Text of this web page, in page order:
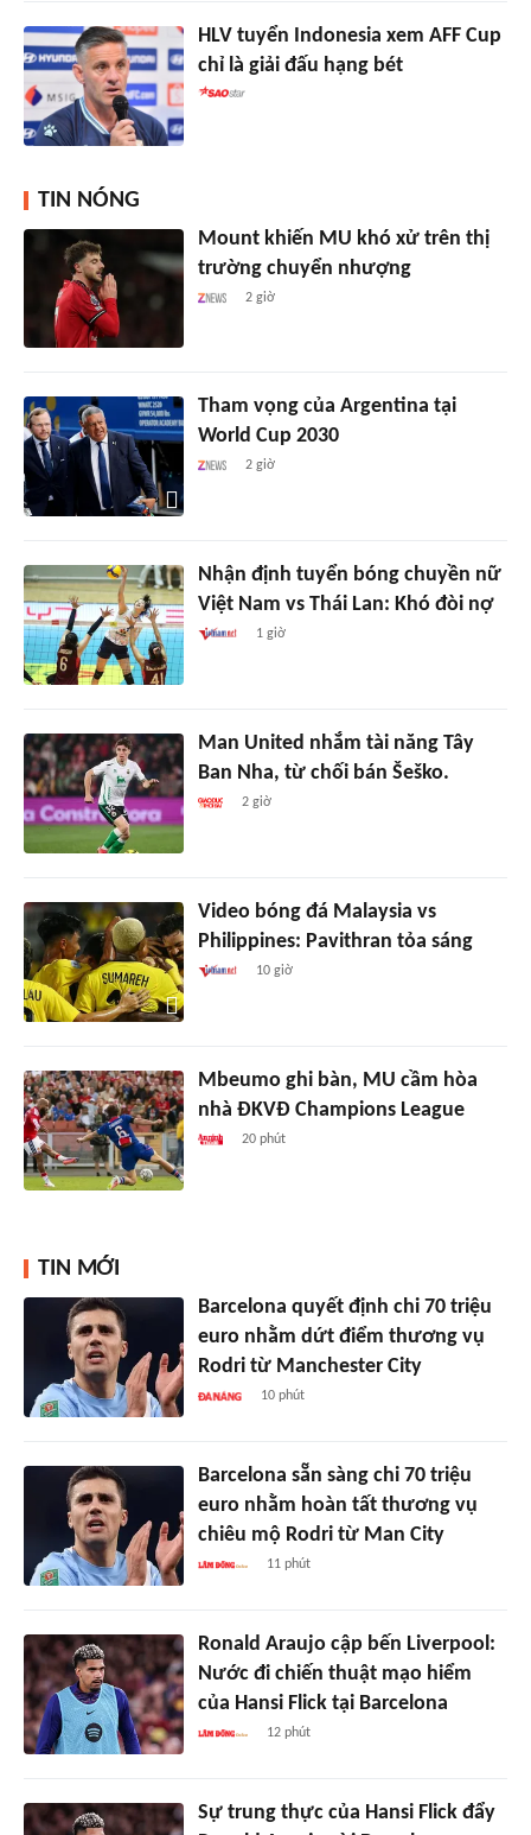
HLV tuyển Indonesia xem AFF Cup
chỉ là giải đấu hạng bét
TIN NÓNG
Mount khiến MU khó xử trên thị
trường chuyển nhượng
2 giờ
Tham vọng của Argentina tại
World Cup 2030
2 giờ
Nhận định tuyển bóng chuyền nữ
Việt Nam vs Thái Lan: Khó đòi nợ
1 giờ
Man United nhắm tài năng Tây
Ban Nha, từ chối bán Šeško.
2 giờ
Video bóng đá Malaysia vs
Philippines: Pavithran tỏa sáng
10 giờ
Mbeumo ghi bàn, MU cầm hòa
nhà ĐKVĐ Champions League
20 phút
TIN MỚI
Barcelona quyết định chi 70 triệu
euro nhằm dứt điểm thương vụ
Rodri từ Manchester City
10 phút
Barcelona sẵn sàng chi 70 triệu
euro nhằm hoàn tất thương vụ
chiêu mộ Rodri từ Man City
11 phút
Ronald Araujo cập bến Liverpool:
Nước đi chiến thuật mạo hiểm
của Hansi Flick tại Barcelona
12 phút
Sự trung thực của Hansi Flick đẩy